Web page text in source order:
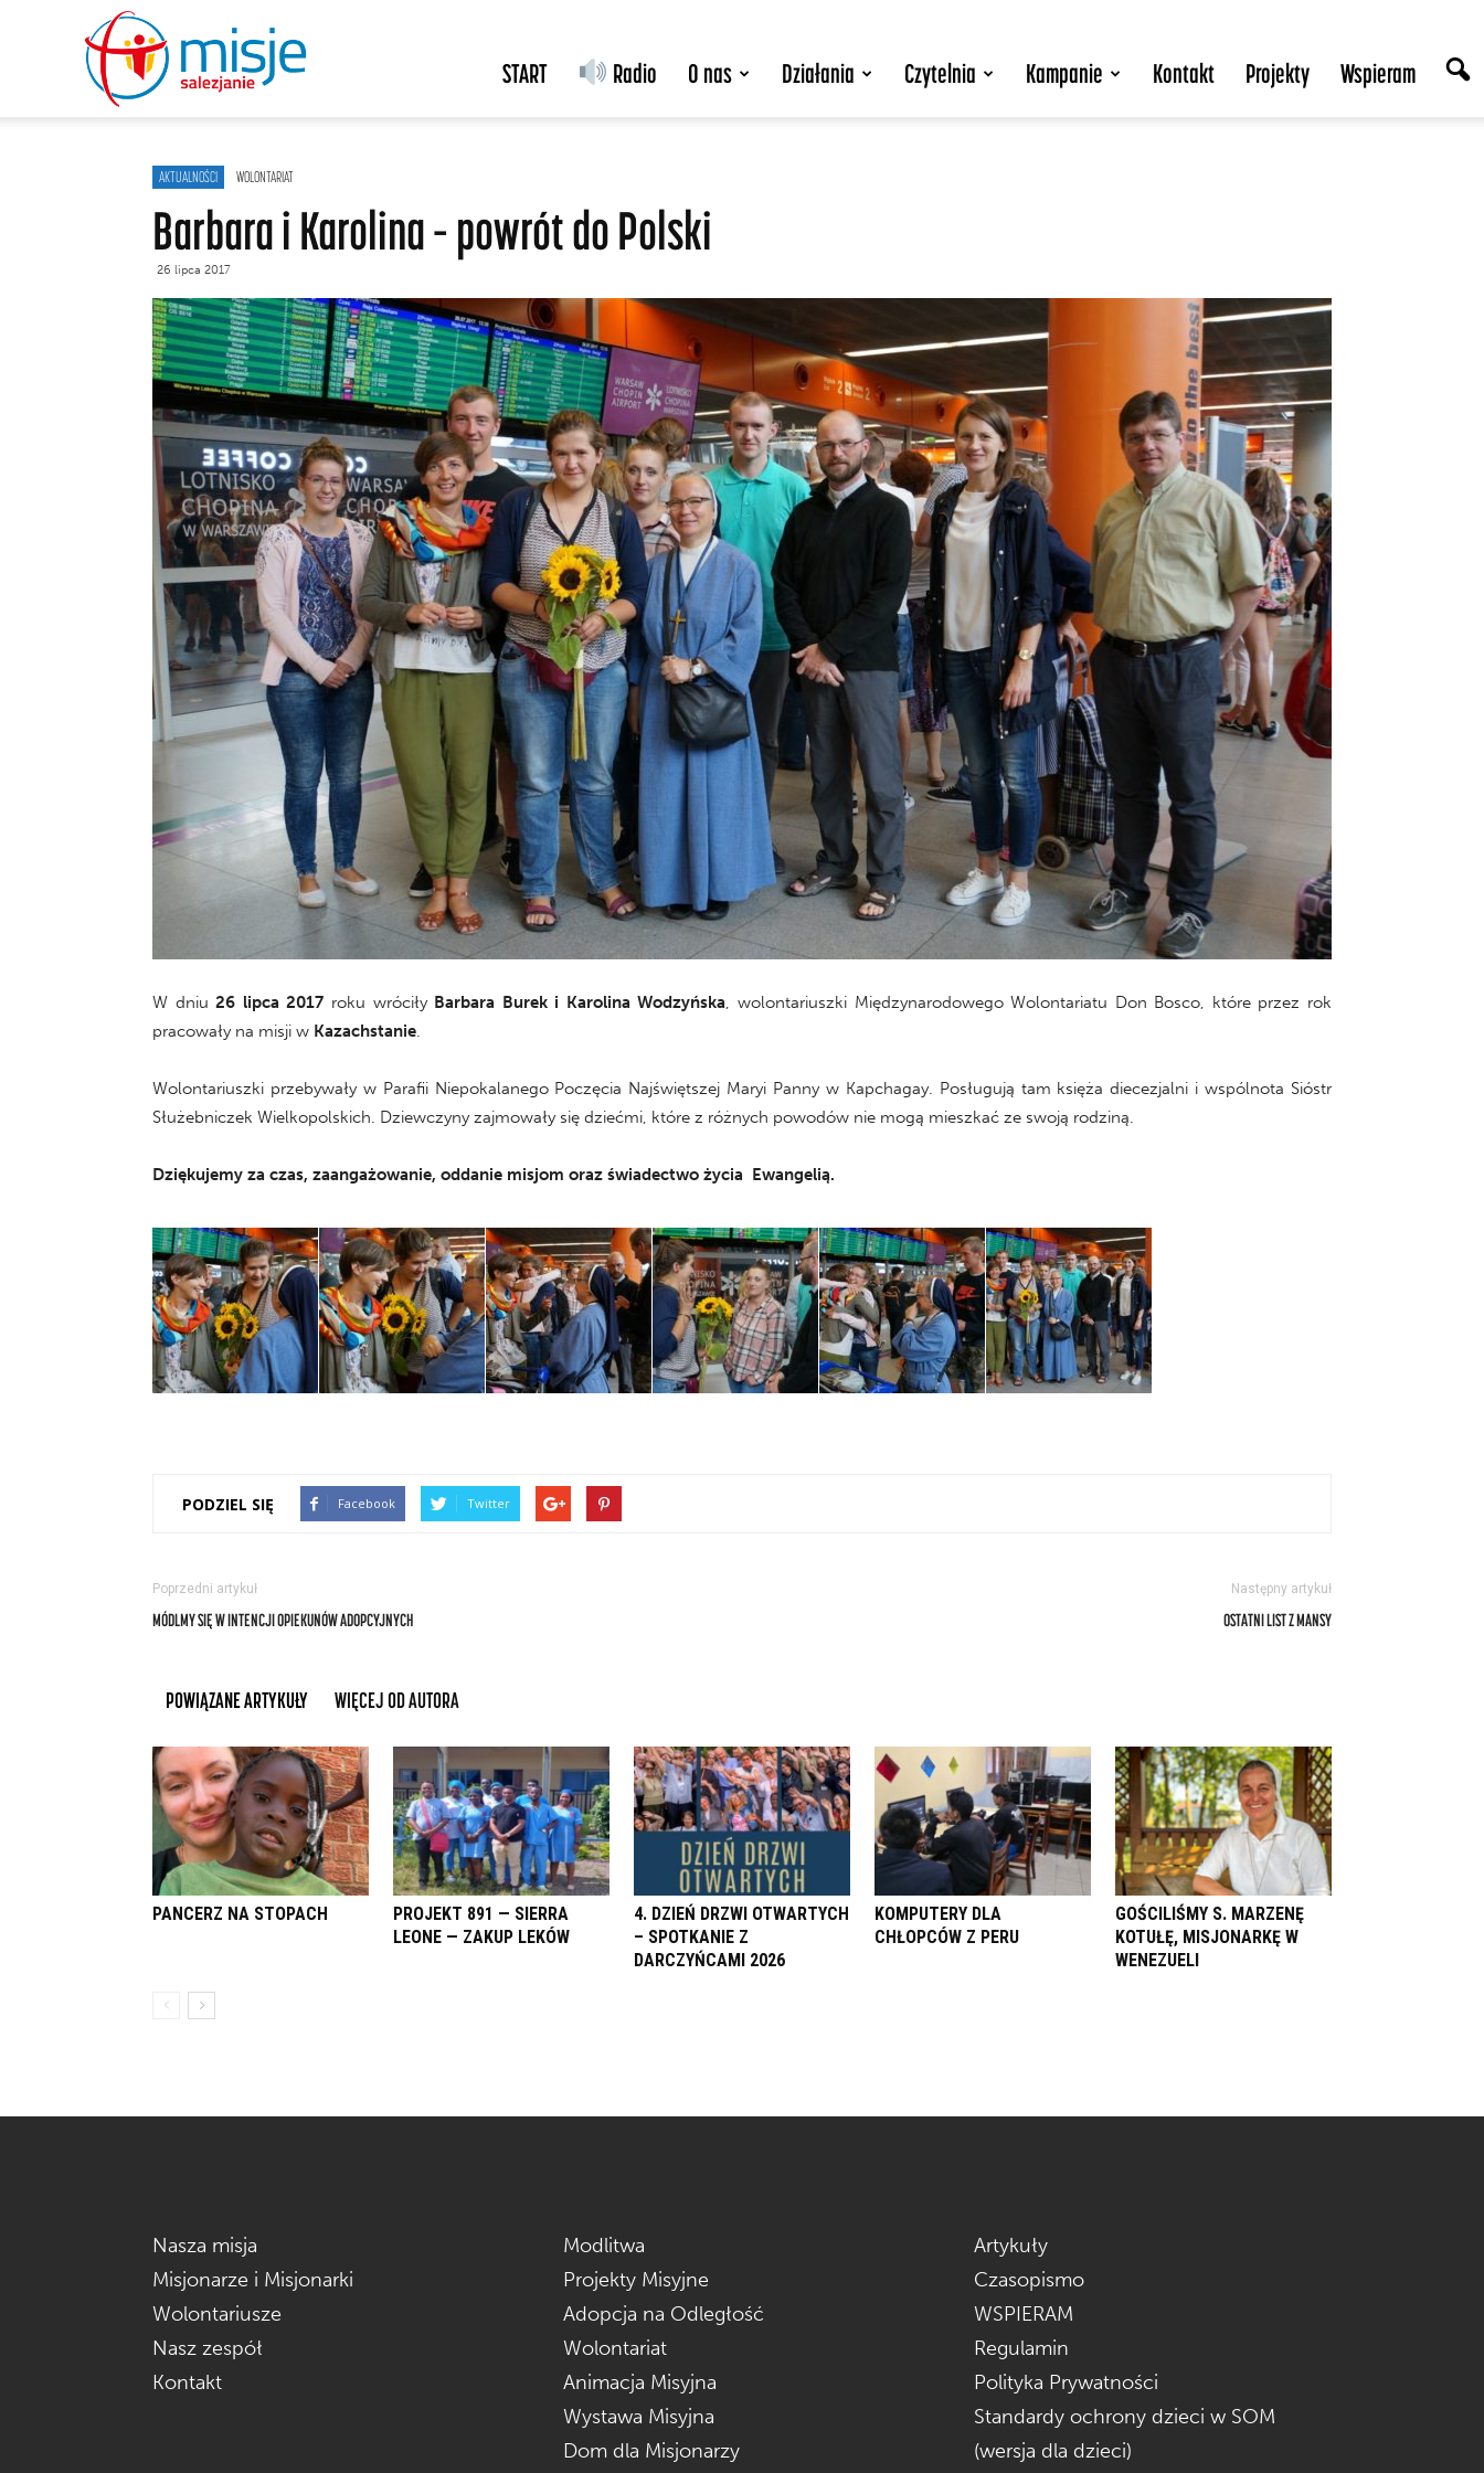
START Radio O nas Działania Czytelnia Kampanie Kontakt Projekty Wspieram
AKTUALNOŚCI WOLONTARIAT
Barbara i Karolina – powrót do Polski
26 lipca 2017
W dniu26 lipca 2017 roku wróciły Barbara Burek i Karolina Wodzyńska, wolontariuszki Międzynarodowego Wolontariatu Don Bosco, które przez rok
pracowały na misji w Kazachstanie.
Wolontariuszki przebywały w Parafii Niepokalanego Poczęcia Najświętszej Maryi Panny w Kapchagay. Posługują tam księża diecezjalni i wspólnota Sióstr
Służebniczek Wielkopolskich. Dziewczyny zajmowały się dziećmi, które z różnych powodów nie mogą mieszkać ze swoją rodziną.
Dziękujemy za czas, zaangażowanie, oddanie misjom oraz świadectwo życia Ewangelią.
PODZIEL SIĘ Facebook Twitter
Poprzedni artykuł
MÓDLMY SIĘ W INTENCJI OPIEKUNÓW ADOPCYJNYCH
Następny artykuł
OSTATNI LIST Z MANSY
POWIĄZANE ARTYKUŁY WIĘCEJ OD AUTORA
PANCERZ NA STOPACH
PROJEKT 891 — SIERRA
LEONE — ZAKUP LEKÓW
4. DZIEŃ DRZWI OTWARTYCH
– SPOTKANIE Z
DARCZYŃCAMI 2026
KOMPUTERY DLA
CHŁOPCÓW Z PERU
GOŚCILIŚMY S. MARZENĘ
KOTUŁĘ, MISJONARKĘ W
WENEZUELI
Nasza misja
Misjonarze i Misjonarki
Wolontariusze
Nasz zespół
Kontakt
Modlitwa
Projekty Misyjne
Adopcja na Odległość
Wolontariat
Animacja Misyjna
Wystawa Misyjna
Dom dla Misjonarzy
Artykuły
Czasopismo
WSPIERAM
Regulamin
Polityka Prywatności
Standardy ochrony dzieci w SOM
(wersja dla dzieci)